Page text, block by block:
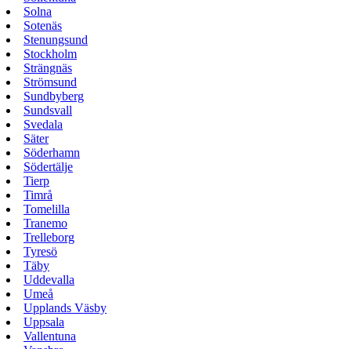
Solna
Sotenäs
Stenungsund
Stockholm
Strängnäs
Strömsund
Sundbyberg
Sundsvall
Svedala
Säter
Söderhamn
Södertälje
Tierp
Timrå
Tomelilla
Tranemo
Trelleborg
Tyresö
Täby
Uddevalla
Umeå
Upplands Väsby
Uppsala
Vallentuna